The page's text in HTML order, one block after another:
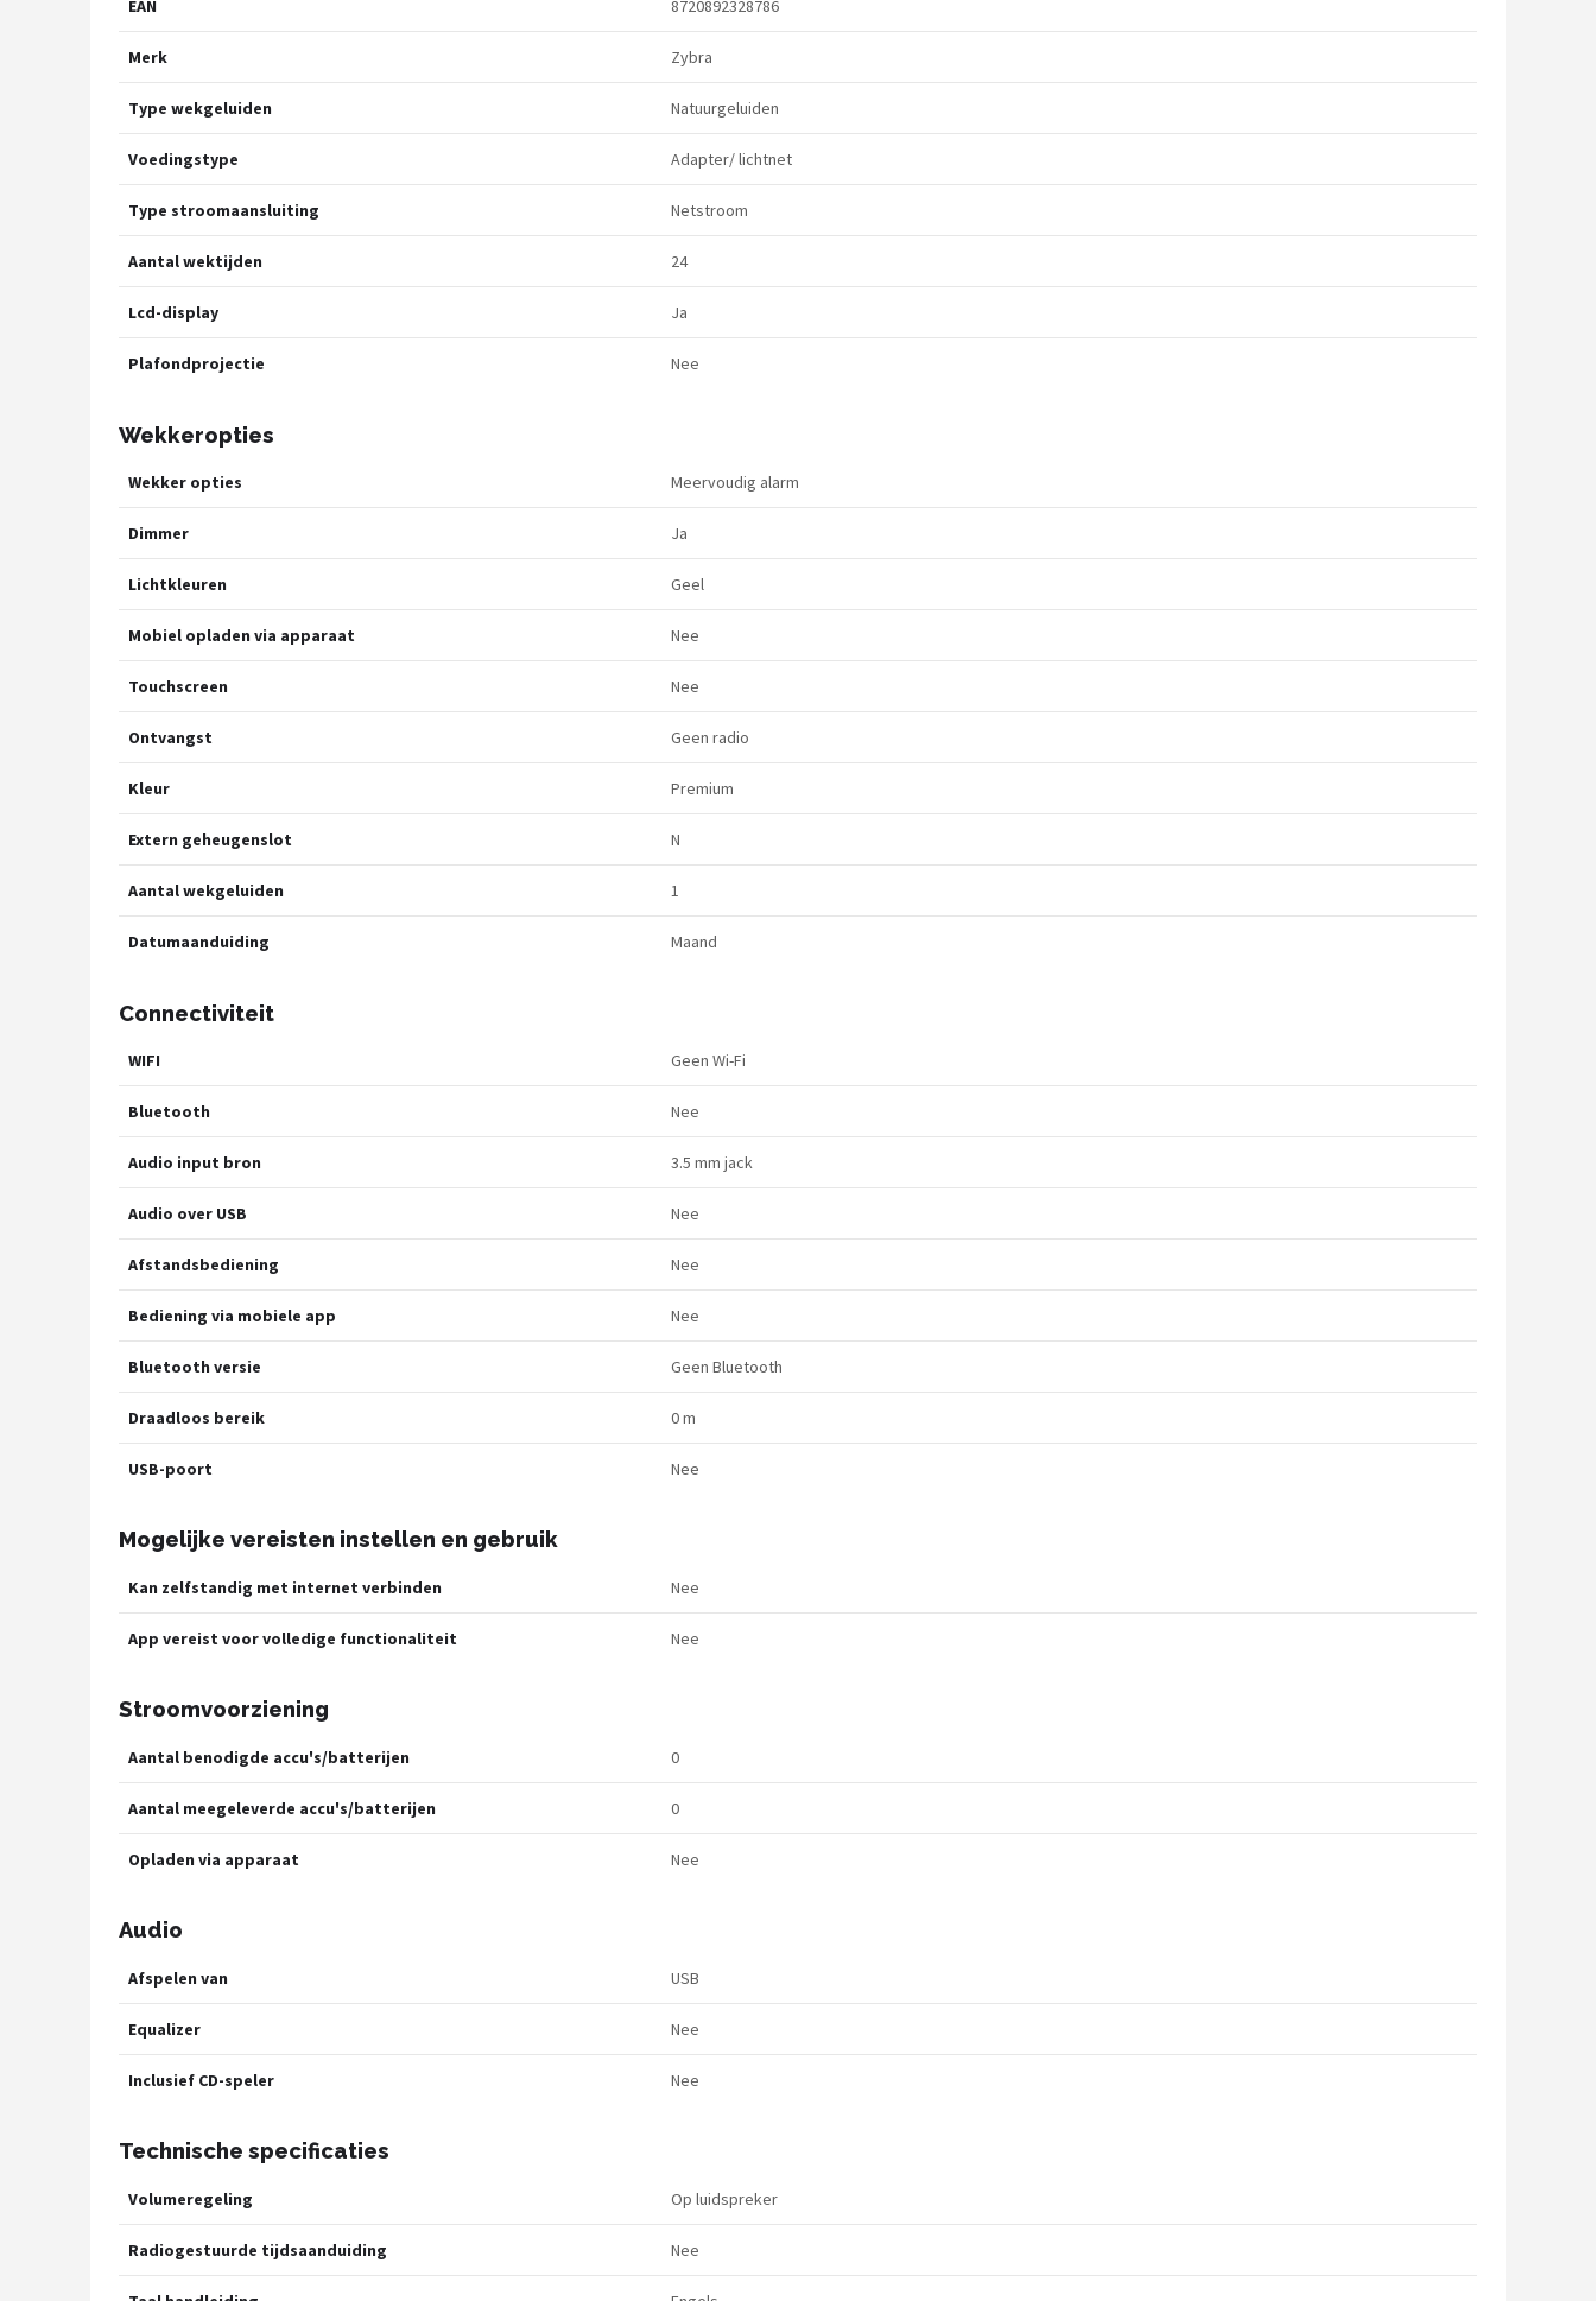
EAN 8720892328786
Merk Zybra
Type wekgeluiden Natuurgeluiden
Voedingstype Adapter/ lichtnet
Type stroomaansluiting Netstroom
Aantal wektijden 24
Lcd-display Ja
Plafondprojectie Nee
Wekkeropties
Wekker opties Meervoudig alarm
Dimmer Ja
Lichtkleuren Geel
Mobiel opladen via apparaat Nee
Touchscreen Nee
Ontvangst Geen radio
Kleur Premium
Extern geheugenslot N
Aantal wekgeluiden 1
Datumaanduiding Maand
Connectiviteit
WIFI Geen Wi-Fi
Bluetooth Nee
Audio input bron 3.5 mm jack
Audio over USB Nee
Afstandsbediening Nee
Bediening via mobiele app Nee
Bluetooth versie Geen Bluetooth
Draadloos bereik 0 m
USB-poort Nee
Mogelijke vereisten instellen en gebruik
Kan zelfstandig met internet verbinden Nee
App vereist voor volledige functionaliteit Nee
Stroomvoorziening
Aantal benodigde accu's/batterijen 0
Aantal meegeleverde accu's/batterijen 0
Opladen via apparaat Nee
Audio
Afspelen van USB
Equalizer Nee
Inclusief CD-speler Nee
Technische specificaties
Volumeregeling Op luidspreker
Radiogestuurde tijdsaanduiding Nee